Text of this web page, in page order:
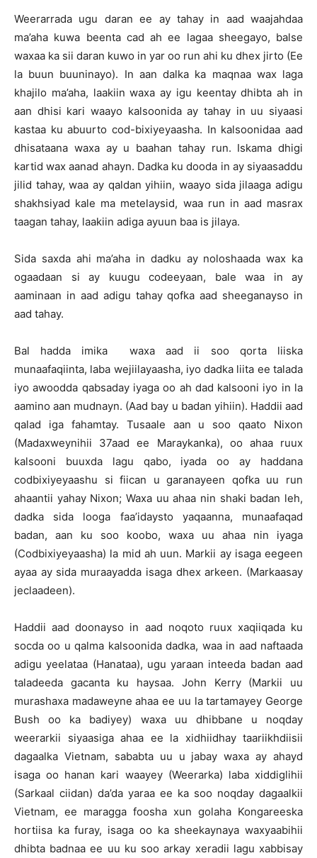
Weerarrada ugu daran ee ay tahay in aad waajahdaa
ma’aha kuwa beenta cad ah ee lagaa sheegayo, balse
waxaa ka sii daran kuwo in yar oo run ahi ku dhex jirto (Ee
la buun buuninayo). In aan dalka ka maqnaa wax laga
khajilo ma’aha, laakiin waxa ay igu keentay dhibta ah in
aan dhisi kari waayo kalsoonida ay tahay in uu siyaasi
kastaa ku abuurto cod-bixiyeyaasha. In kalsoonidaa aad
dhisataana waxa ay u baahan tahay run. Iskama dhigi
kartid wax aanad ahayn. Dadka ku dooda in ay siyaasaddu
jilid tahay, waa ay qaldan yihiin, waayo sida jilaaga adigu
shakhsiyad kale ma metelaysid, waa run in aad masrax
taagan tahay, laakiin adiga ayuun baa is jilaya.
Sida saxda ahi ma’aha in dadku ay noloshaada wax ka
ogaadaan si ay kuugu codeeyaan, bale waa in ay
aaminaan in aad adigu tahay qofka aad sheeganayso in
aad tahay.
Bal hadda imika waxa aad ii soo qorta liiska
munaafaqiinta, laba wejiilayaasha, iyo dadka liita ee talada
iyo awoodda qabsaday iyaga oo ah dad kalsooni iyo in la
aamino aan mudnayn. (Aad bay u badan yihiin). Haddii aad
qalad iga fahamtay. Tusaale aan u soo qaato Nixon
(Madaxweynihii 37aad ee Maraykanka), oo ahaa ruux
kalsooni buuxda lagu qabo, iyada oo ay haddana
codbixiyeyaashu si fiican u garanayeen qofka uu run
ahaantii yahay Nixon; Waxa uu ahaa nin shaki badan leh,
dadka sida looga faa’idaysto yaqaanna, munaafaqad
badan, aan ku soo koobo, waxa uu ahaa nin iyaga
(Codbixiyeyaasha) la mid ah uun. Markii ay isaga eegeen
ayaa ay sida muraayadda isaga dhex arkeen. (Markaasay
jeclaadeen).
Haddii aad doonayso in aad noqoto ruux xaqiiqada ku
socda oo u qalma kalsoonida dadka, waa in aad naftaada
adigu yeelataa (Hanataa), ugu yaraan inteeda badan aad
taladeeda gacanta ku haysaa. John Kerry (Markii uu
murashaxa madaweyne ahaa ee uu la tartamayey George
Bush oo ka badiyey) waxa uu dhibbane u noqday
weerarkii siyaasiga ahaa ee la xidhiidhay taariikhdiisii
dagaalka Vietnam, sababta uu u jabay waxa ay ahayd
isaga oo hanan kari waayey (Weerarka) laba xiddiglihii
(Sarkaal ciidan) da’da yaraa ee ka soo noqday dagaalkii
Vietnam, ee maragga foosha xun golaha Kongareeska
hortiisa ka furay, isaga oo ka sheekaynaya waxyaabihii
dhibta badnaa ee uu ku soo arkay xeradii lagu xabbisay